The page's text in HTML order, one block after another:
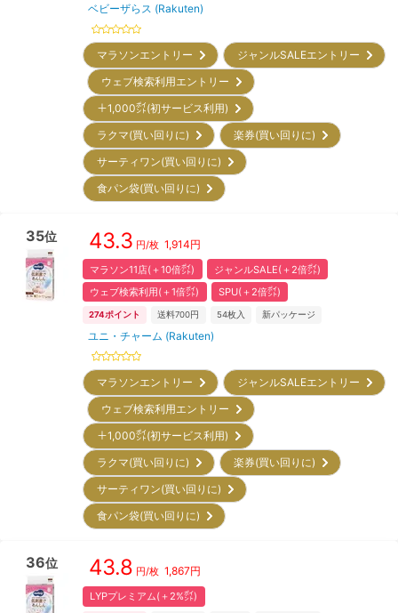
ベビーザらス (Rakuten)
マラソンエントリー
ジャンルSALEエントリー
ウェブ検索利用エントリー
＋1,000㌽(初サービス利用)
ラクマ(買い回りに)
楽券(買い回りに)
サーティワン(買い回りに)
食パン袋(買い回りに)
35位 43.3 円/枚 1,914円
マラソン11店(＋10倍㌽)
ジャンルSALE(＋2倍㌽)
ウェブ検索利用(＋1倍㌽)
SPU(＋2倍㌽)
274ポイント 送料700円 54枚入 新パッケージ
ユニ・チャーム (Rakuten)
マラソンエントリー
ジャンルSALEエントリー
ウェブ検索利用エントリー
＋1,000㌽(初サービス利用)
ラクマ(買い回りに)
楽券(買い回りに)
サーティワン(買い回りに)
食パン袋(買い回りに)
36位 43.8 円/枚 1,867円
LYPプレミアム(＋2%㌽)